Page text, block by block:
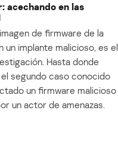
acechando en las
de firmware de la
un implante malicioso, es el
Hasta donde
segundo caso conocido
un firmware malicioso
un actor de amenazas.